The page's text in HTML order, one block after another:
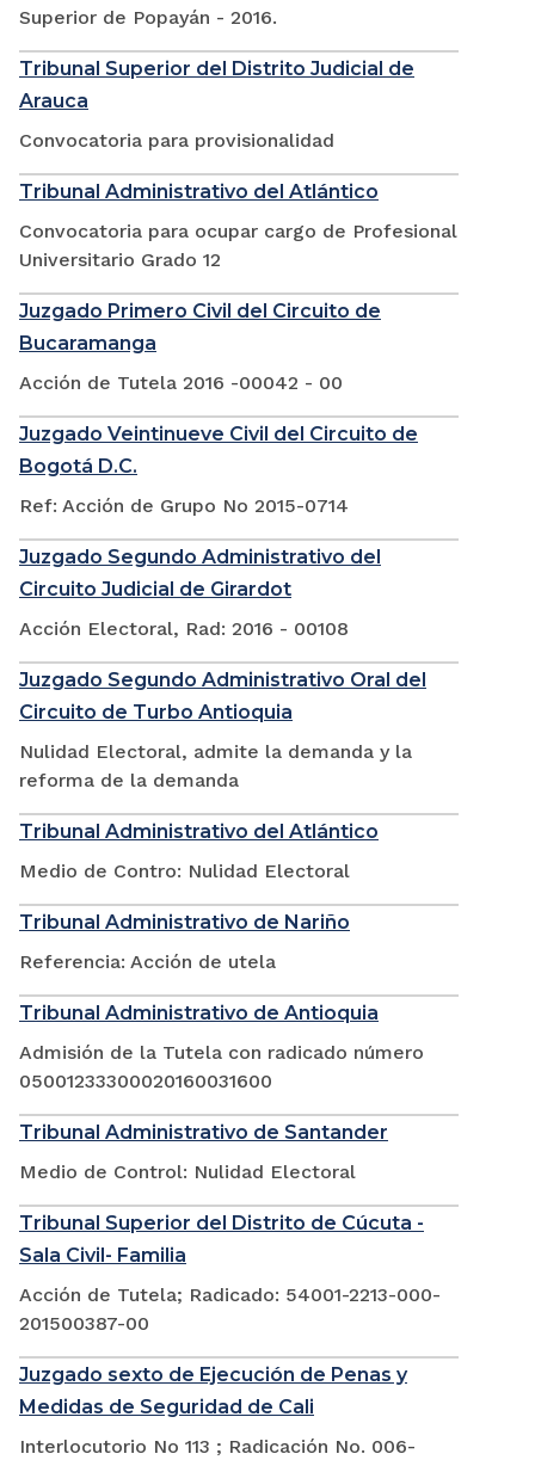
Superior de Popayán - 2016.
Tribunal Superior del Distrito Judicial de
Arauca
Convocatoria para provisionalidad
Tribunal Administrativo del Atlántico
Convocatoria para ocupar cargo de Profesional
Universitario Grado 12
Juzgado Primero Civil del Circuito de
Bucaramanga
Acción de Tutela 2016 -00042 - 00
Juzgado Veintinueve Civil del Circuito de
Bogotá D.C.
Ref: Acción de Grupo No 2015-0714
Juzgado Segundo Administrativo del
Circuito Judicial de Girardot
Acción Electoral, Rad: 2016 - 00108
Juzgado Segundo Administrativo Oral del
Circuito de Turbo Antioquia
Nulidad Electoral, admite la demanda y la
reforma de la demanda
Tribunal Administrativo del Atlántico
Medio de Contro: Nulidad Electoral
Tribunal Administrativo de Nariño
Referencia: Acción de utela
Tribunal Administrativo de Antioquia
Admisión de la Tutela con radicado número
05001233300020160031600
Tribunal Administrativo de Santander
Medio de Control: Nulidad Electoral
Tribunal Superior del Distrito de Cúcuta -
Sala Civil- Familia
Acción de Tutela; Radicado: 54001-2213-000-
201500387-00
Juzgado sexto de Ejecución de Penas y
Medidas de Seguridad de Cali
Interlocutorio No 113 ; Radicación No. 006-